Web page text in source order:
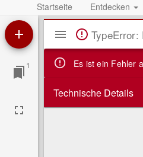
Startseite Entdecken
1
Mirador
ViewerTypeError:
Es ist ein Fehler
Technische Details